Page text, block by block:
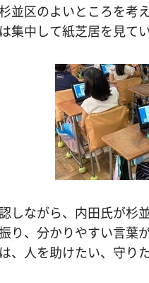
並区のよいところを
中して紙芝居を見てい
しながら、内田氏が
り、分かりやすい言
、人を助けたい、守